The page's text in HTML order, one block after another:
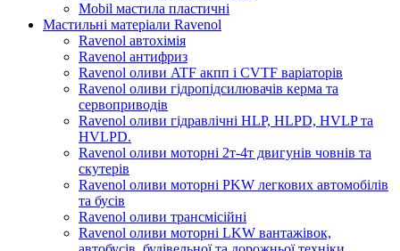
Mobil мастила пластичні
Мастильні матеріали Ravenol
Ravenol автохімія
Ravenol антифриз
Ravenol оливи ATF акпп і CVTF варіаторів
Ravenol оливи гідропідсилювачів керма та
сервоприводів
Ravenol оливи гідравлічні HLP, HLPD, HVLP та
HVLPD.
Ravenol оливи моторні 2т-4т двигунів човнів та
скутерів
Ravenol оливи моторні PKW легкових автомобілів
та бусів
Ravenol оливи трансмісійні
Ravenol оливи моторні LKW вантажівок,